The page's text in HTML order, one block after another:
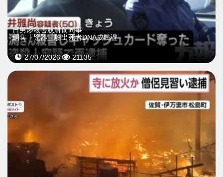
日男涉殺害肢解前同事
網售「兇器」驗出死者DNA成鐵證
27/07/2026 21135